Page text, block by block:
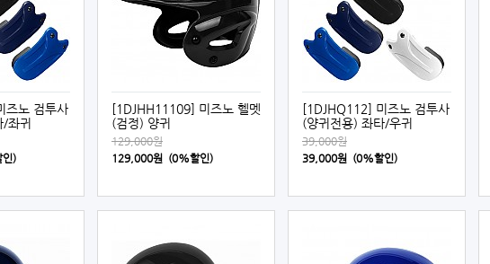
즈노 검투사
좌귀
)
[1DJHH11109] 미즈노 헬멧
(검정) 양귀
129,000원
129,000원 (0%할인)
[1DJHQ112] 미즈노 검투사
(양귀전용) 좌타/우귀
39,000원
39,000원 (0%할인)